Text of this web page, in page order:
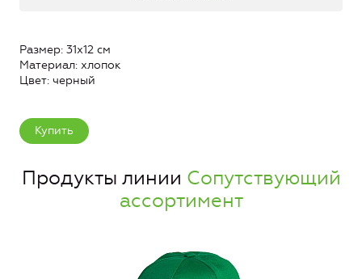
Размер: 31х12 см
Материал: хлопок
Цвет: черный
Купить
Продукты линии Сопутствующий
ассортимент